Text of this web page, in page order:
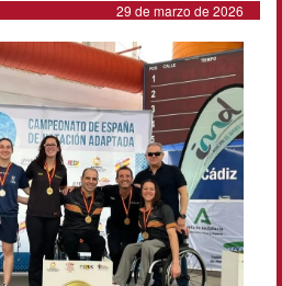
29 de marzo de 2026